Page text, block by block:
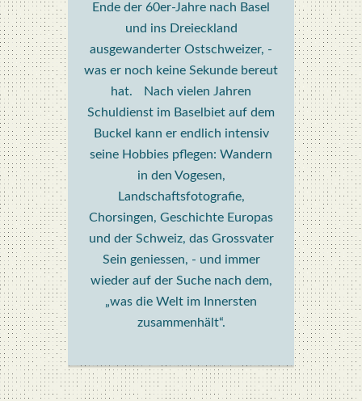
Ende der 60er-Jahre nach Basel
und ins Dreieckland
ausgewanderter Ostschweizer, -
was er noch keine Sekunde bereut
hat. Nach vielen Jahren
Schuldienst im Baselbiet auf dem
Buckel kann er endlich intensiv
seine Hobbies pflegen: Wandern
in den Vogesen,
Landschaftsfotografie,
Chorsingen, Geschichte Europas
und der Schweiz, das Grossvater
Sein geniessen, - und immer
wieder auf der Suche nach dem,
„was die Welt im Innersten
zusammenhält“.